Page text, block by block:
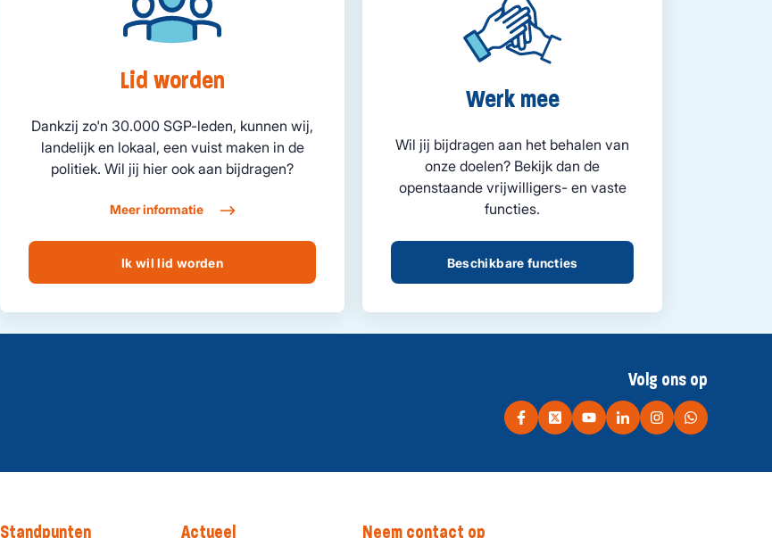
Lid worden
Dankzij zo'n 30.000 SGP-leden, kunnen wij,
landelijk en lokaal, een vuist maken in de
politiek. Wil jij hier ook aan bijdragen?
Meer informatie
Ik wil lid worden
Werk mee
Wil jij bijdragen aan het behalen van
onze doelen? Bekijk dan de
openstaande vrijwilligers- en vaste
functies.
Beschikbare functies
Volg ons op
Standpunten Actueel Neem contact op